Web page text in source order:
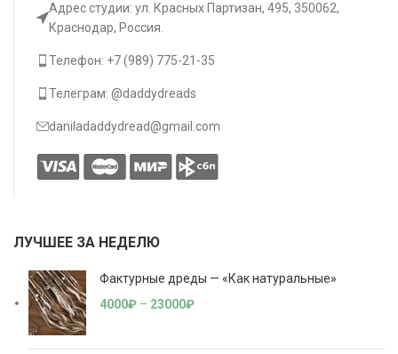
Адрес студии: ул. Красных Партизан, 495, 350062,
Краснодар, Россия.
Телефон: +7 (989) 775-21-35
Телеграм: @daddydreads
daniladaddydread@gmail.com
ЛУЧШЕЕ ЗА НЕДЕЛЮ
Фактурные дреды — «Как натуральные»
4000₽ – 23000₽